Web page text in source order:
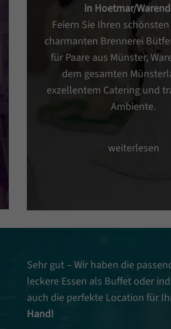
in Hoetmar/
Feiern Sie Ihren
charmanten Brennerei
für Paare aus Münster,
dem gesamten
exzellentem Catering und
Ambiente.
weiterlesen
Sehr gut – Wir haben die
leckere Essen als Buffet oder
auch die perfekte Location für
Hand!